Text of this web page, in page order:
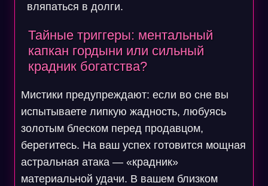
вляпаться в долги.
Тайные триггеры: ментальный
капкан гордыни или сильный
крадник богатства?
Мистики предупреждают: если во сне вы
испытываете липкую жадность, любуясь
золотым блеском перед продавцом,
берегитесь. На ваш успех готовится мощная
астральная атака — «крадник»
материальной удачи. В вашем близком